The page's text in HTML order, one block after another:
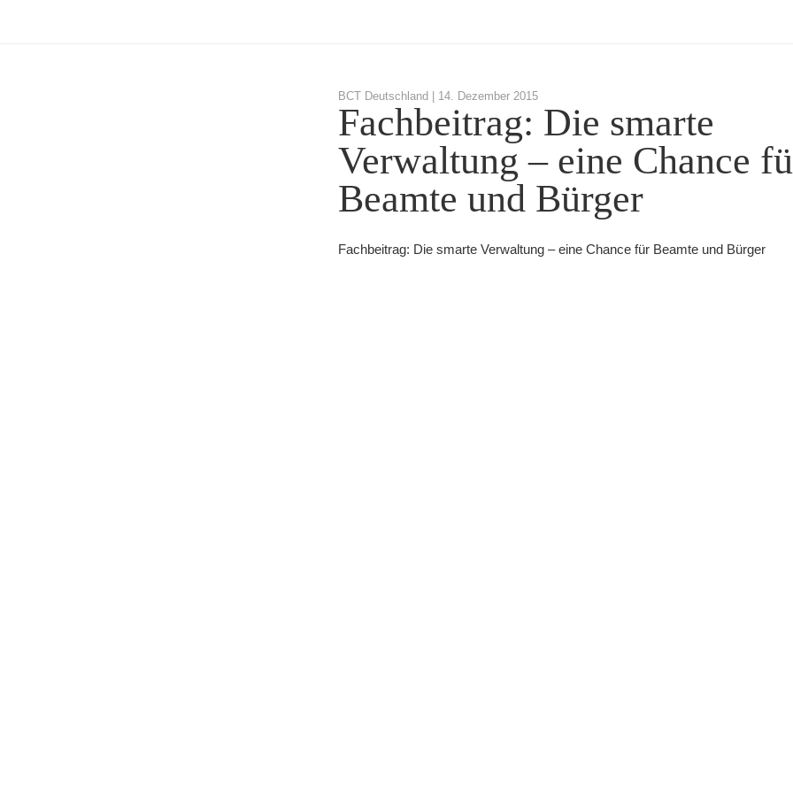
BCT Deutschland | 14. Dezember 2015
Fachbeitrag: Die smarte
Verwaltung – eine Chance
Beamte und Bürger
Fachbeitrag: Die smarte Verwaltung – eine Chance für Beamte und Bürger